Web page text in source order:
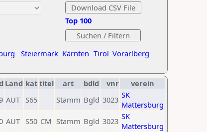
Steiermark Kärnten Tirol Vorarlberg
Top 100
Land kat titel art bdld vnr
verein
AUT S65 Stamm Bgld 3023 SK
Mattersburg
AUT S50 CM Stamm Bgld 3023 SK
Mattersburg